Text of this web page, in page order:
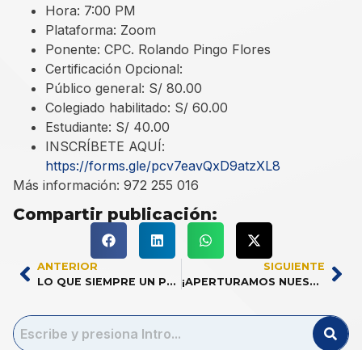
Hora: 7:00 PM
Plataforma: Zoom
Ponente: CPC. Rolando Pingo Flores
Certificación Opcional:
Público general: S/ 80.00
Colegiado habilitado: S/ 60.00
Estudiante: S/ 40.00
INSCRÍBETE AQUÍ:
https://forms.gle/pcv7eavQxD9atzXL8
Más información: 972 255 016
Compartir publicación:
ANTERIOR
LO QUE SIEMPRE UN PERITO DEBE TENER EN CUENTA 2025
SIGUIENTE
¡APERTURAMOS NUESTROS CONSULTORIO CONTABLE CCPSM!